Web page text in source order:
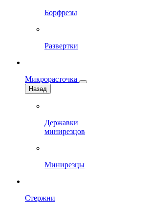
Борфрезы
Развертки
Микрорасточка
Назад
Державки
минирезцов
Минирезцы
Стержни